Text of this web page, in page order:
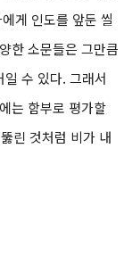
게 인도를 앞둔 씰
한 소문들은 그만큼
수 있다. 그래서
는 함부로 평가할
린 것처럼 비가 내